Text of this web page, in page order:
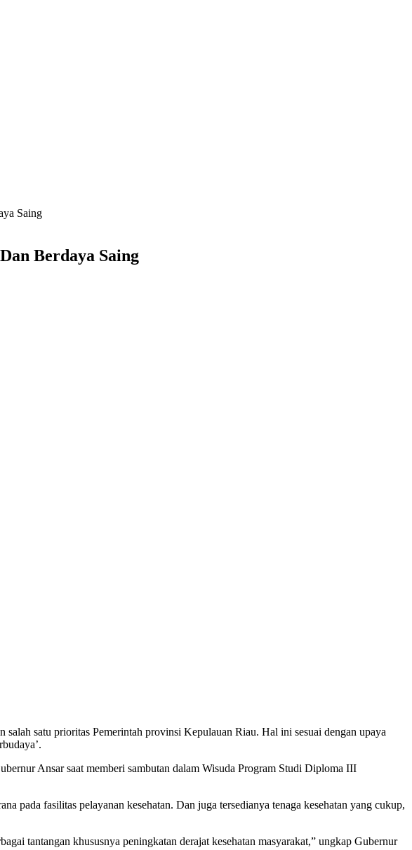
Saing
Berdaya Saing
satu prioritas Pemerintah provinsi Kepulauan Riau. Hal ini sesuai dengan upaya
Ansar saat memberi sambutan dalam Wisuda Program Studi Diploma III
pada fasilitas pelayanan kesehatan. Dan juga tersedianya tenaga kesehatan yang cukup,
tantangan khususnya peningkatan derajat kesehatan masyarakat,” ungkap Gubernur